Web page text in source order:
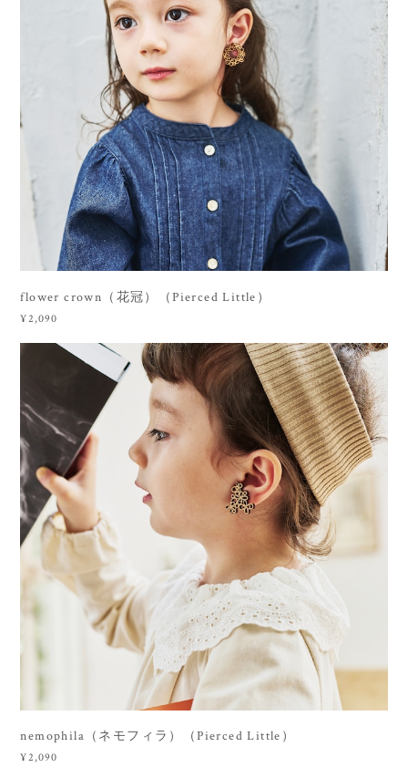
flower crown（花冠）（Pierced Little）
¥2,090
nemophila（ネモフィラ）（Pierced Little）
¥2,090